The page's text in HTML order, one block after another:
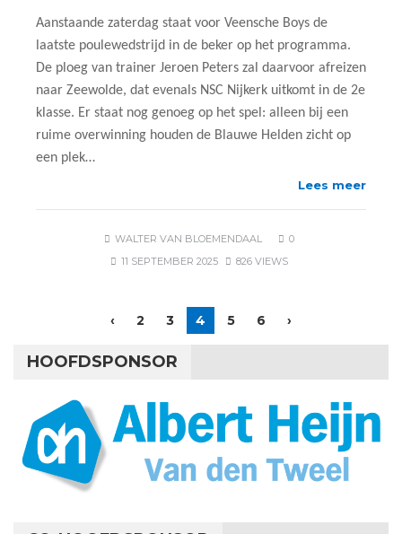
Aanstaande zaterdag staat voor Veensche Boys de
laatste poulewedstrijd in de beker op het programma.
De ploeg van trainer Jeroen Peters zal daarvoor afreizen
naar Zeewolde, dat evenals NSC Nijkerk uitkomt in de 2e
klasse. Er staat nog genoeg op het spel: alleen bij een
ruime overwinning houden de Blauwe Helden zicht op
een plek…
Lees meer
WALTER VAN BLOEMENDAAL
0
11 SEPTEMBER 2025
826 VIEWS
‹ 2 3 4 5 6 ›
HOOFDSPONSOR